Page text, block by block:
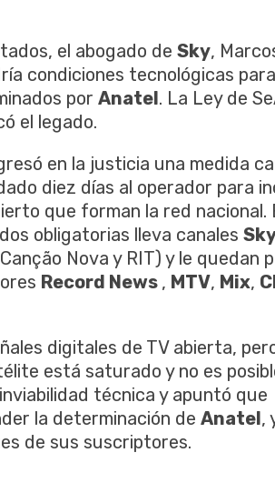
el abogado de Sky,
condiciones tecnológicas para
por Anatel. La Ley de
el legado.
en la justicia una medida
diez días al operador para
que forman la red nacional.
obligatorias lleva canales Sky
Canção Nova y RIT) y le quedan
Record News , MTV, Mix,
digitales de TV abierta,
está saturado y no es
técnica y apuntó que
la determinación de Anatel,
de sus suscriptores.